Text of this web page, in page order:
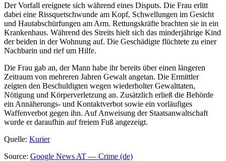
Der Vorfall ereignete sich während eines Disputs. Die Frau erlitt
dabei eine Rissquetschwunde am Kopf, Schwellungen im Gesicht
und Hautabschürfungen am Arm. Rettungskräfte brachten sie in ein
Krankenhaus. Während des Streits hielt sich das minderjährige Kind
der beiden in der Wohnung auf. Die Geschädigte flüchtete zu einer
Nachbarin und rief um Hilfe.
Die Frau gab an, der Mann habe ihr bereits über einen längeren
Zeitraum von mehreren Jahren Gewalt angetan. Die Ermittler
zeigten den Beschuldigten wegen wiederholter Gewalttaten,
Nötigung und Körperverletzung an. Zusätzlich erließ die Behörde
ein Annäherungs- und Kontaktverbot sowie ein vorläufiges
Waffenverbot gegen ihn. Auf Anweisung der Staatsanwaltschaft
wurde er daraufhin auf freiem Fuß angezeigt.
Quelle: Kurier
Source: Google News AT — Crime (de)